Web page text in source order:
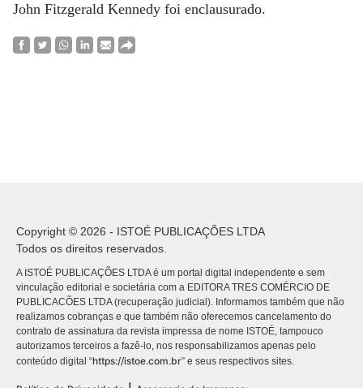
John Fitzgerald Kennedy foi enclausurado.
Copyright © 2026 - ISTOÉ PUBLICAÇÕES LTDA
Todos os direitos reservados.
A ISTOÉ PUBLICAÇÕES LTDA é um portal digital independente e sem
vinculação editorial e societária com a EDITORA TRES COMÉRCIO DE
PUBLICACÕES LTDA (recuperação judicial). Informamos também que não
realizamos cobranças e que também não oferecemos cancelamento do
contrato de assinatura da revista impressa de nome ISTOÉ, tampouco
autorizamos terceiros a fazê-lo, nos responsabilizamos apenas pelo
conteúdo digital “https://istoe.com.br” e seus respectivos sites.